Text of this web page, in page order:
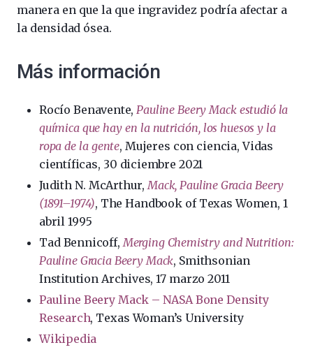
manera en que la que ingravidez podría afectar a
la densidad ósea.
Más información
Rocío Benavente,Pauline Beery Mack estudió la
química que hay en la nutrición, los huesos y la
ropa de la gente, Mujeres con ciencia, Vidas
científicas, 30 diciembre 2021
Judith N. McArthur,Mack, Pauline Gracia Beery
(1891–1974), The Handbook of Texas Women, 1
abril 1995
Tad Bennicoff,Merging Chemistry and Nutrition:
Pauline Gracia Beery Mack, Smithsonian
Institution Archives, 17 marzo 2011
Pauline Beery Mack – NASA Bone Density
Research, Texas Woman’s University
Wikipedia